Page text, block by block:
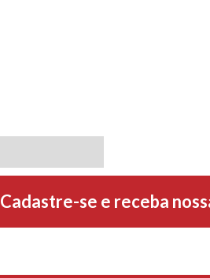
Cadastre-se e receba